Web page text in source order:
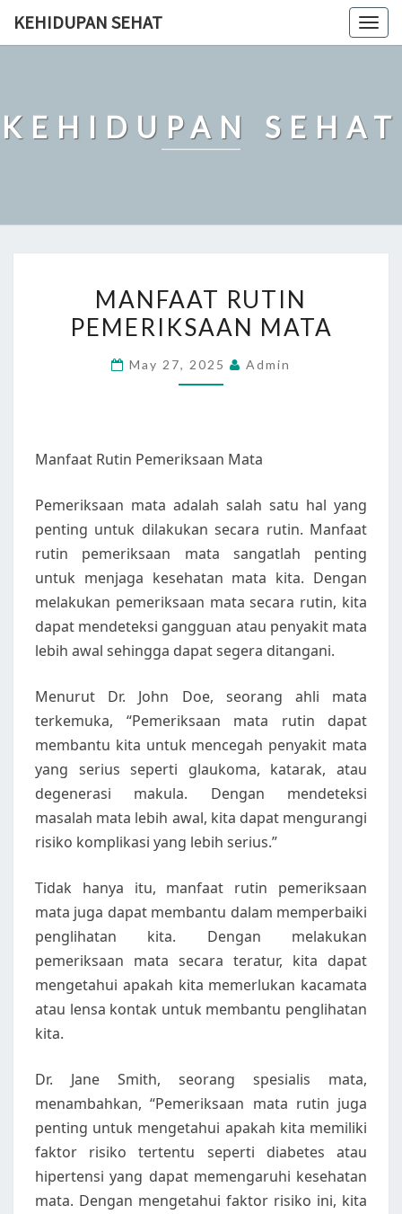
KEHIDUPAN SEHAT
KEHIDUPAN SEHAT
RUTIN
PEMERIKSAAN
MANFAAT RUTIN
PEMERIKSAAN MATA
May 27, 2025 Admin
Manfaat Rutin Pemeriksaan Mata
Pemeriksaan mata adalah salah satu hal yang
penting untuk dilakukan secara rutin. Manfaat
rutin pemeriksaan mata sangatlah penting
untuk menjaga kesehatan mata kita. Dengan
melakukan pemeriksaan mata secara rutin, kita
dapat mendeteksi gangguan atau penyakit mata
lebih awal sehingga dapat segera ditangani.
Menurut Dr. John Doe, seorang ahli mata
terkemuka, “Pemeriksaan mata rutin dapat
membantu kita untuk mencegah penyakit mata
yang serius seperti glaukoma, katarak, atau
degenerasi makula. Dengan mendeteksi
masalah mata lebih awal, kita dapat mengurangi
risiko komplikasi yang lebih serius.”
Tidak hanya itu, manfaat rutin pemeriksaan
mata juga dapat membantu dalam memperbaiki
penglihatan kita. Dengan melakukan
pemeriksaan mata secara teratur, kita dapat
mengetahui apakah kita memerlukan kacamata
atau lensa kontak untuk membantu penglihatan
kita.
Dr. Jane Smith, seorang spesialis mata,
menambahkan, “Pemeriksaan mata rutin juga
penting untuk mengetahui apakah kita memiliki
faktor risiko tertentu seperti diabetes atau
hipertensi yang dapat memengaruhi kesehatan
mata. Dengan mengetahui faktor risiko ini, kita